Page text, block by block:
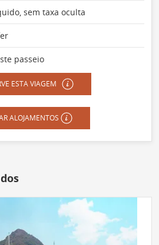
sem taxa oculta
passeio
ESTA VIAGEM
ALOJAMENTOS